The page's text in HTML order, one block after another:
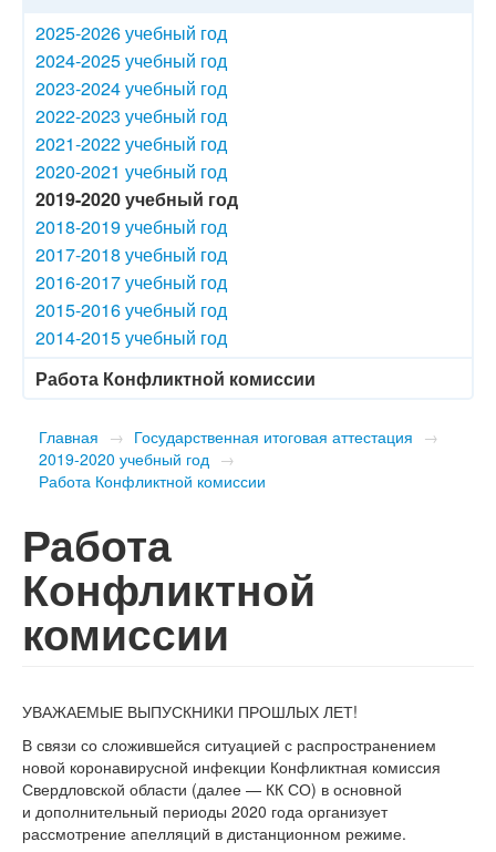
2025-2026 учебный год
2024-2025 учебный год
2023-2024 учебный год
2022-2023 учебный год
2021-2022 учебный год
2020-2021 учебный год
2019-2020 учебный год
2018-2019 учебный год
2017-2018 учебный год
2016-2017 учебный год
2015-2016 учебный год
2014-2015 учебный год
Работа Конфликтной комиссии
Главная → Государственная итоговая аттестация →
2019-2020 учебный год →
Работа Конфликтной комиссии
Работа
Конфликтной
комиссии
УВАЖАЕМЫЕ ВЫПУСКНИКИ ПРОШЛЫХ ЛЕТ!
В связи со сложившейся ситуацией с распространением
новой коронавирусной инфекции Конфликтная комиссия
Свердловской области (далее — КК СО) в основной
и дополнительный периоды 2020 года организует
рассмотрение апелляций в дистанционном режиме.